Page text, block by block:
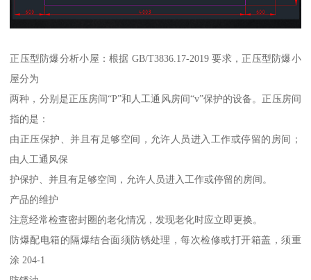
正压型防爆分析小屋：根据 GB/T3836.17-2019 要求，正压型防爆小
屋分为
两种，分别是正压房间“P”和人工通风房间“v”保护的设备。正压房间
指的是：
由正压保护、并且有足够空间，允许人员进入工作或停留的房间；
由人工通风保
护保护、并且有足够空间，允许人员进入工作或停留的房间。
产品的维护
注意经常检查密封圈的老化情况，发现老化时应立即更换。
防爆配电箱的隔爆结合面须防锈处理，每次检修或打开箱盖，须重
涂 204-1